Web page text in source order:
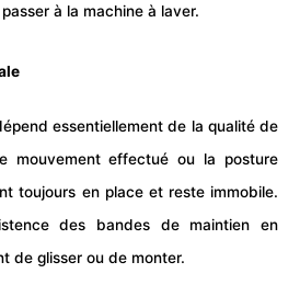
à la machine à laver.
essentiellement de la qualité de
mouvement effectué ou la posture
toujours en place et reste immobile.
des bandes de maintien en
de glisser ou de monter.